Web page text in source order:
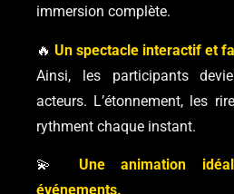
immersion complète.
🔥 Un spectacle interactif et
Ainsi, les participants
acteurs. L’étonnement, les
rythment chaque instant.
💫 Une animation
événements.